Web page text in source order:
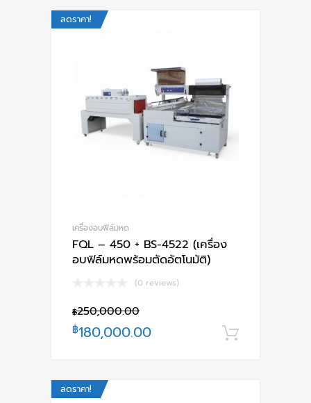
ลดราคา!
เครื่องอบฟีล์มหด
FQL – 450 + BS-4522 (เครื่อง
อบฟิล์มหดพร้อมตัดอัตโนมัติ)
(0 reviews)
฿250,000.00
฿180,000.00
ลดราคา!